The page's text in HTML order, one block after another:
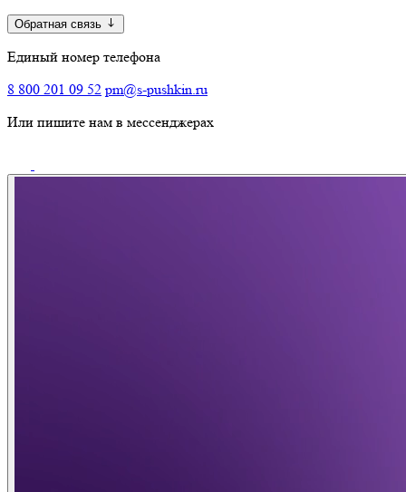
Обратная связь
Единый номер телефона
8 800 201 09 52 pm@s-pushkin.ru
Или пишите нам в мессенджерах